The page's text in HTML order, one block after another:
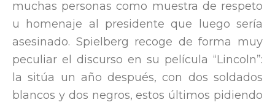
muchas personas como muestra de respeto
u homenaje al presidente que luego sería
asesinado. Spielberg recoge de forma muy
peculiar el discurso en su película “Lincoln”:
la sitúa un año después, con dos soldados
blancos y dos negros, estos últimos pidiendo